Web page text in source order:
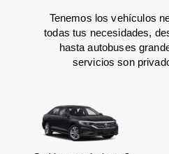
Tenemos los vehículos
todas tus necesidades,
hasta autobuses
servicios son